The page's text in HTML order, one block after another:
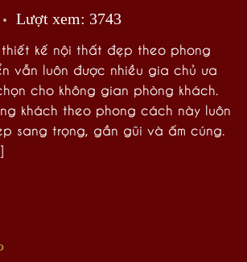
Lượt xem: 3743
thiết kế nội thất đẹp theo phong
vẫn luôn được nhiều gia chủ ưa
cho không gian phòng khách.
khách theo phong cách này luôn
sang trọng, gần gũi và ấm cúng.